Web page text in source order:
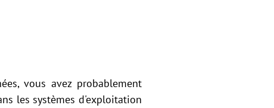
vous avez probablement
les systèmes d'exploitation